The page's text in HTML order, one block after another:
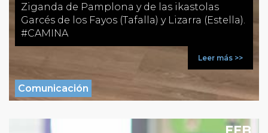
Ziganda de Pamplona y de las ikastolas
Garcés de los Fayos (Tafalla) y Lizarra (Estella).
#CAMINA
Leer más >>
Comunicación